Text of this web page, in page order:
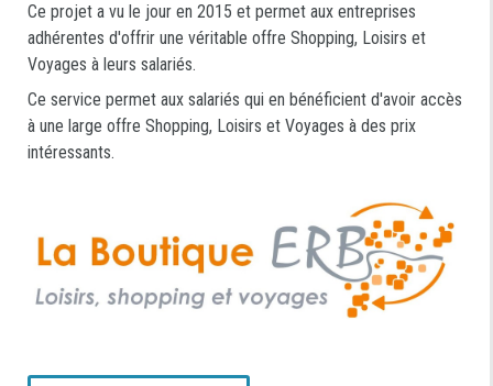
Ce projet a vu le jour en 2015 et permet aux entreprises
adhérentes d'offrir une véritable offre Shopping, Loisirs et
Voyages à leurs salariés.
Ce service permet aux salariés qui en bénéficient d'avoir accès
à une large offre Shopping, Loisirs et Voyages à des prix
intéressants.